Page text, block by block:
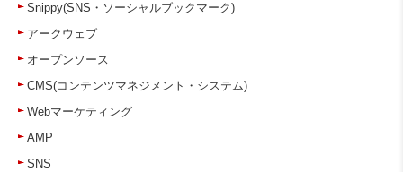
Snippy(SNS・ソーシャルブックマーク)
アークウェブ
オープンソース
CMS(コンテンツマネジメント・システム)
Webマーケティング
AMP
SNS